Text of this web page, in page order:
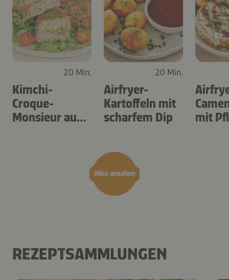
Alles ansehen
20 Min.
Kimchi-
Croque-
Monsieur aus
20 Min.
Airfryer-
Kartoffeln mit
scharfem Dip
mit
REZEPTSAMMLUNGEN